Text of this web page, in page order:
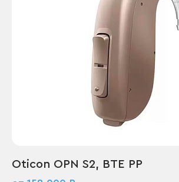
Oticon OPN S2, BTE PP